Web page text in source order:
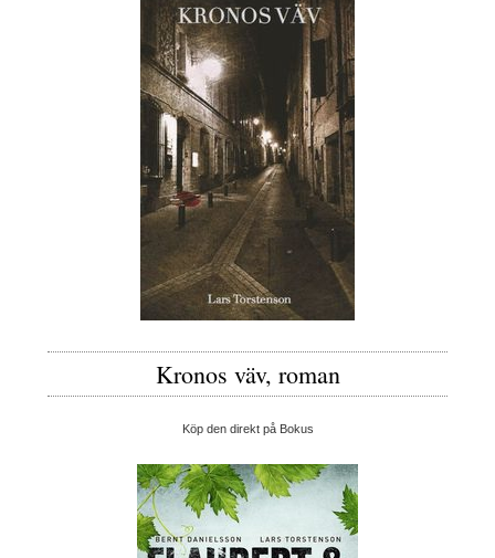
Kronos väv, roman
Köp den direkt på Bokus